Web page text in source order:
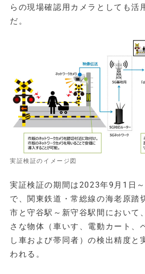
らの現場確認用カメラとしても活
だ。
実証検証のイメージ図
実証検証の期間は2023年9月1日
で、関東鉄道・常総線の海老原踏
市と守谷駅～新守谷駅間において
さな物体（車いす、電動カート、
し車および帯同者）の検出精度と
われる。